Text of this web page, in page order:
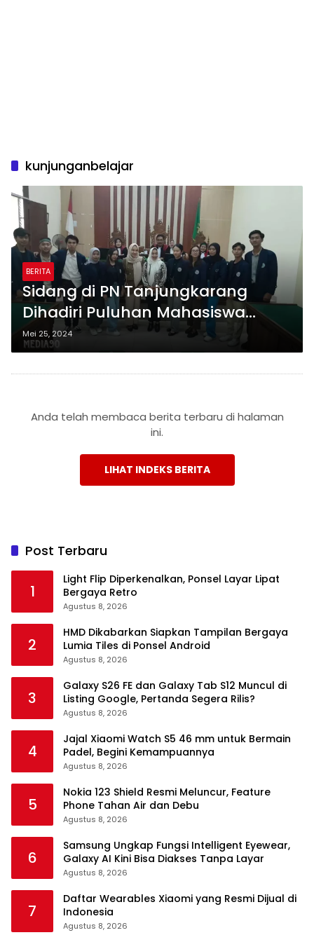
kunjunganbelajar
BERITA
Sidang di PN Tanjungkarang
Dihadiri Puluhan Mahasiswa
Hukum Bisnis Darmajaya
Mei 25, 2024
Anda telah membaca berita terbaru di halaman
ini.
LIHAT INDEKS BERITA
Post Terbaru
1
Light Flip Diperkenalkan, Ponsel Layar Lipat
Bergaya Retro
Agustus 8, 2026
2
HMD Dikabarkan Siapkan Tampilan Bergaya
Lumia Tiles di Ponsel Android
Agustus 8, 2026
3
Galaxy S26 FE dan Galaxy Tab S12 Muncul di
Listing Google, Pertanda Segera Rilis?
Agustus 8, 2026
4
Jajal Xiaomi Watch S5 46 mm untuk Bermain
Padel, Begini Kemampuannya
Agustus 8, 2026
5
Nokia 123 Shield Resmi Meluncur, Feature
Phone Tahan Air dan Debu
Agustus 8, 2026
6
Samsung Ungkap Fungsi Intelligent Eyewear,
Galaxy AI Kini Bisa Diakses Tanpa Layar
Agustus 8, 2026
7
Daftar Wearables Xiaomi yang Resmi Dijual di
Indonesia
Agustus 8, 2026